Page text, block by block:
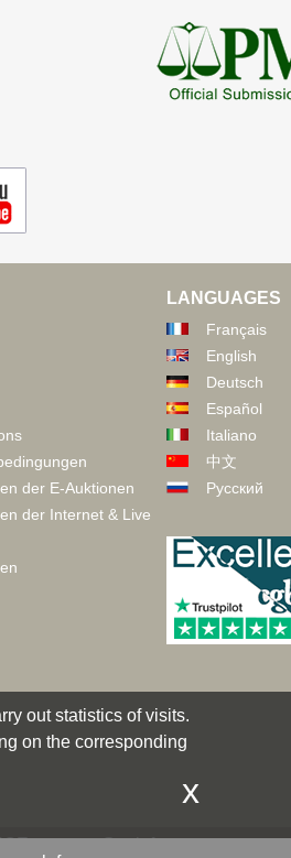
der E-Auktionen
der Internet & Live
LANGUAGES
Français
English
Deutsch
Español
Italiano
中文
Русский
-contact@cgb.fr
out statistics of visits.
on the corresponding
x